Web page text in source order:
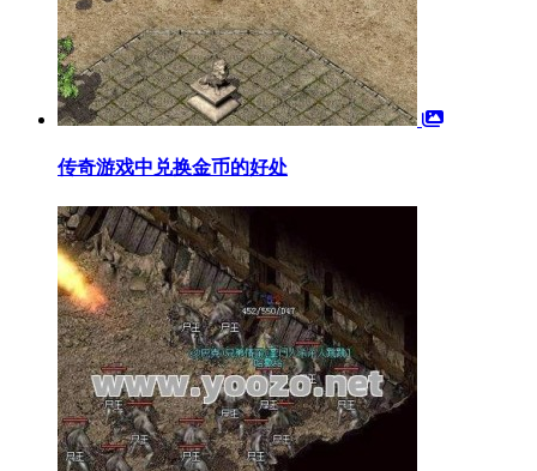
传奇游戏中兑换金币的好处